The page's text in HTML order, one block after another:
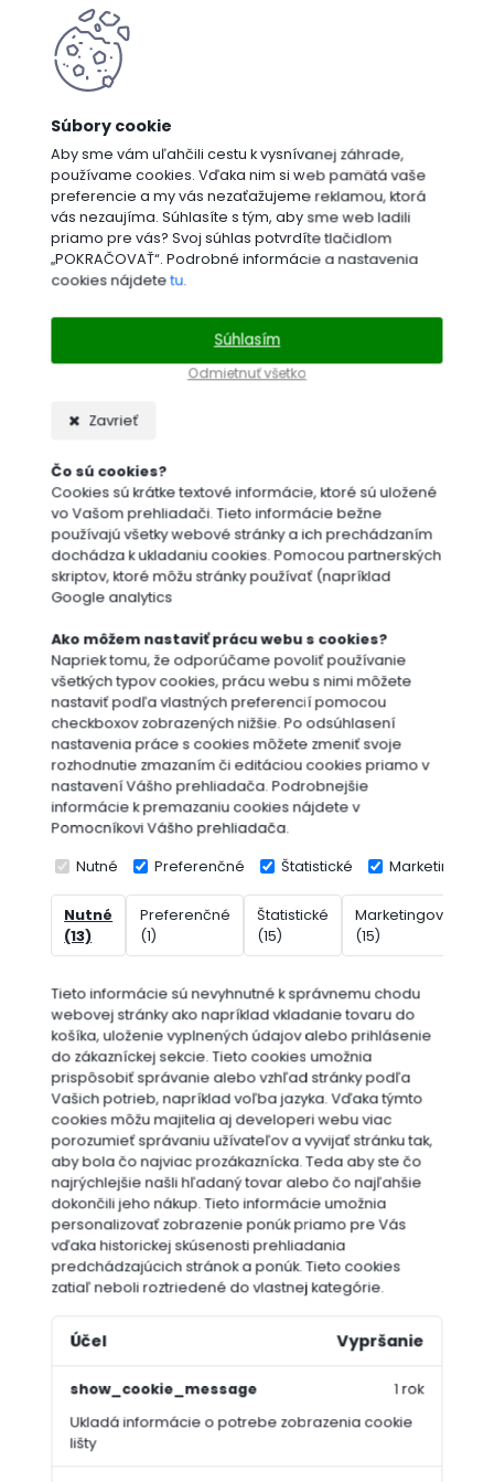
Aby sme vám uľahčili cestu k vysnívanej záhrade,
používame cookies. Vďaka nim si web pamätá vaše
preferencie a my vás nezaťažujeme reklamou, ktorá
vás nezaujíma. Súhlasíte s tým, aby sme web ladili
priamo pre vás? Svoj súhlas potvrdíte tlačidlom
„POKRAČOVAŤ“. Podrobné informácie a nastavenia
cookies nájdetetu.
Odmietnuť všetko
Súhlasím
Zavrieť
Čo sú cookies?
Cookies sú krátke textové informácie, ktoré sú uložené
vo Vašom prehliadači. Tieto informácie bežne
používajú všetky webové stránky a ich prechádzaním
dochádza k ukladaniu cookies. Pomocou partnerských
skriptov, ktoré môžu stránky používať (napríklad
Google analytics
Ako môžem nastaviť prácu webu s cookies?
Napriek tomu, že odporúčame povoliť používanie
všetkých typov cookies, prácu webu s nimi môžete
nastaviť podľa vlastných preferencií pomocou
checkboxov zobrazených nižšie. Po odsúhlasení
nastavenia práce s cookies môžete zmeniť svoje
rozhodnutie zmazaním či editáciou cookies priamo v
nastavení Vášho prehliadača. Podrobnejšie
informácie k premazaniu cookies nájdete v
Pomocníkovi Vášho prehliadača.
Nutné Preferenčné Štatistické Marketingové
Nutné
(13)
Preferenčné
(1)
Štatistické
(15)
Marketingové
(15)
Tieto informácie sú nevyhnutné k správnemu chodu
webovej stránky ako napríklad vkladanie tovaru do
košíka, uloženie vyplnených údajov alebo prihlásenie
do zákazníckej sekcie. Tieto cookies umožnia
prispôsobiť správanie alebo vzhľad stránky podľa
Vašich potrieb, napríklad voľba jazyka. Vďaka týmto
cookies môžu majitelia aj developeri webu viac
porozumieť správaniu užívateľov a vyvijať stránku tak,
aby bola čo najviac prozákaznícka. Teda aby ste čo
najrýchlejšie našli hľadaný tovar alebo čo najľahšie
dokončili jeho nákup. Tieto informácie umožnia
personalizovať zobrazenie ponúk priamo pre Vás
vďaka historickej skúsenosti prehliadania
predchádzajúcich stránok a ponúk. Tieto cookies
zatiaľ neboli roztriedené do vlastnej kategórie.
Účel Vypršanie
show_cookie_message
Ukladá informácie o potrebe zobrazenia cookie
lišty
1 rok